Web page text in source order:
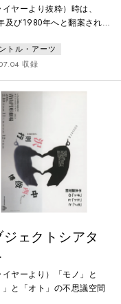
イヤーより抜粋）時は、
及び1980年へと翻案されて
ーボーに傾倒する現代の画
インの朝倉舞希子は、新
籃期に生きた新進舞台女
年の時を越えて巡り会うふ
姿がもたらすものは、ロン
似た、恋愛と芸術の永遠性
も知れない。
トル・アーツ
収録
ジェクトシアタ
「KOUSKYⅢ」
イヤーより）「モノ」と
」と「オト」の不思議空間